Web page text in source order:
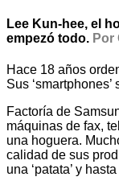
Lee Kun-hee, el
empezó todo. Por
Hace 18 años
Sus
Factoría de
máquinas de fax,
una hoguera.
calidad de sus
una ‘patata’ y